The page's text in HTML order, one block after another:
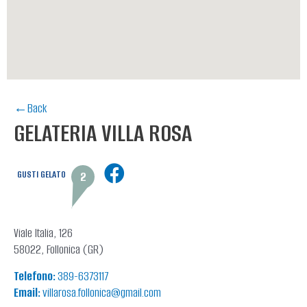
←Back
GELATERIA VILLA ROSA
GUSTI GELATO 2
Viale Italia, 126
58022, Follonica (GR)
Telefono:389-6373117
Email:villarosa.follonica@gmail.com